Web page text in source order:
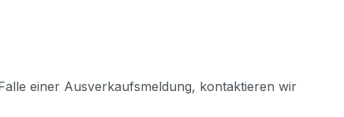
einer Ausverkaufsmeldung, kontaktieren wir